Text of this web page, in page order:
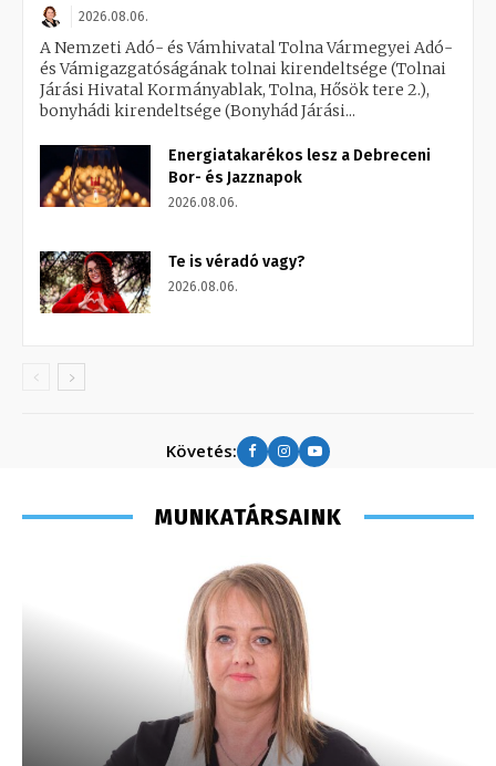
2026.08.06.
A Nemzeti Adó- és Vámhivatal Tolna Vármegyei Adó-
és Vámigazgatóságának tolnai kirendeltsége (Tolnai
Járási Hivatal Kormányablak, Tolna, Hősök tere 2.),
bonyhádi kirendeltsége (Bonyhád Járási...
Energiatakarékos lesz a Debreceni
Bor- és Jazznapok
2026.08.06.
Te is véradó vagy?
2026.08.06.
Követés:
MUNKATÁRSAINK